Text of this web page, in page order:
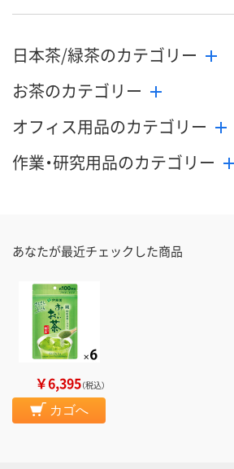
日本茶/緑茶のカテゴリー
お茶のカテゴリー
オフィス用品のカテゴリー
作業・研究用品のカテゴリー
あなたが最近チェックした商品
￥6,395（税込）
カゴへ